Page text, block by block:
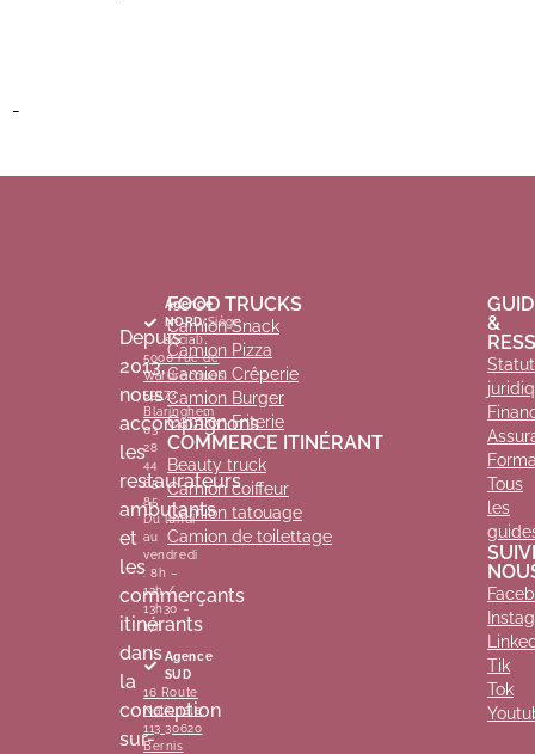
-
Depuis
2013,
nous
accompagnons
les
restaurateurs
ambulants
et
les
commerçants
itinérants
dans
la
conception
sur-
Agence
NORD(Siège
social)
5000 rue de
Wardrecques
59173
Blaringhem
03
28
44
65
85
Du lundi
au
vendredi
: 8h –
12h /
13h30 –
17h
Agence
SUD
16 Route
Nationale
113 30620
Bernis
FOOD TRUCKS
Camion Snack
Camion Pizza
Camion Crêperie
Camion Burger
Camion Friterie
COMMERCE ITINÉRANT
Beauty truck
Camion coiffeur
Camion tatouage
Camion de toilettage
&
Statut
Tous
les
Tik
Tok